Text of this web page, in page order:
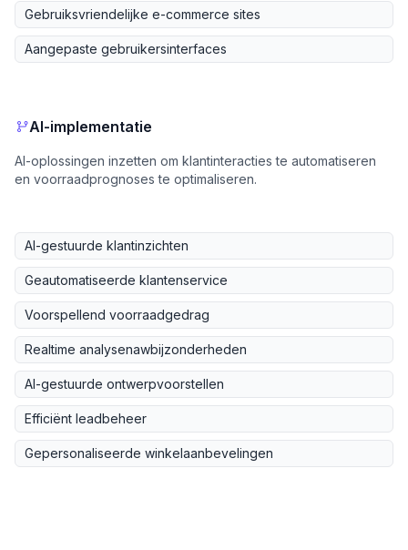
Gebruiksvriendelijke e-commerce sites
Aangepaste gebruikersinterfaces
AI-implementatie
AI-oplossingen inzetten om klantinteracties te automatiseren
en voorraadprognoses te optimaliseren.
AI-gestuurde klantinzichten
Geautomatiseerde klantenservice
Voorspellend voorraadgedrag
Realtime analysenawbijzonderheden
AI-gestuurde ontwerpvoorstellen
Efficiënt leadbeheer
Gepersonaliseerde winkelaanbevelingen